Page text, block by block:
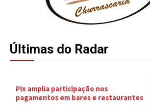
Últimas do Radar
Pix amplia participação nos
pagamentos em bares e restaurantes